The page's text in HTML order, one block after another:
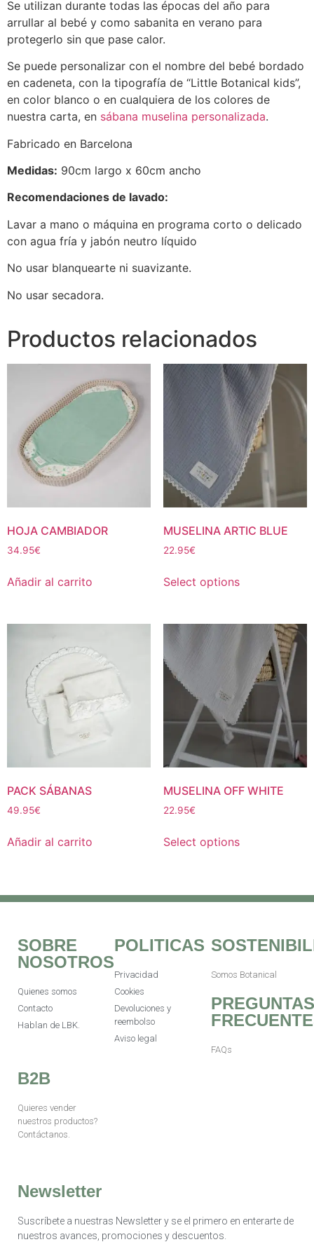
Se utilizan durante todas las épocas del año para
arrullar al bebé y como sabanita en verano para
protegerlo sin que pase calor.
Se puede personalizar con el nombre del bebé bordado
en cadeneta, con la tipografía de “Little Botanical kids”,
en color blanco o en cualquiera de los colores de
nuestra carta, en sábana muselina personalizada.
Fabricado en Barcelona
Medidas: 90cm largo x 60cm ancho
Recomendaciones de lavado:
Lavar a mano o máquina en programa corto o delicado
con agua fría y jabón neutro líquido
No usar blanquearte ni suavizante.
No usar secadora.
Productos relacionados
HOJA CAMBIADOR
34.95€
Añadir al carrito
MUSELINA ARTIC BLUE
22.95€
Select options
PACK SÁBANAS
49.95€
Añadir al carrito
MUSELINA OFF WHITE
22.95€
Select options
SOBRE
NOSOTROS
Quienes somos
Contacto
Hablan de LBK.
POLITICAS
Privacidad
Cookies
Devoluciones y
reembolso
Aviso legal
Somos Botanical
PREGUNTAS
FAQs
B2B
Quieres vender
nuestros productos?
Contáctanos.
Newsletter
Suscríbete a nuestras Newsletter y se el primero en enterarte de
nuestros avances, promociones y descuentos.